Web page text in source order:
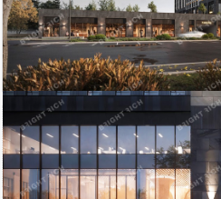
Приморский район
ст.м. Пионерская